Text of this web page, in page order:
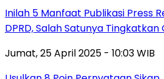
Inilah 5 Manfaat Publikasi Press
DPRD, Salah Satunya
Jumat, 25 April 2025 - 10:03 WIB